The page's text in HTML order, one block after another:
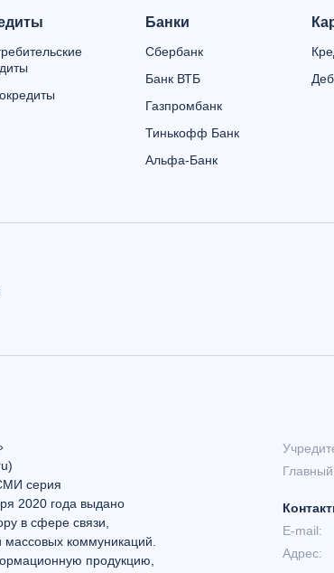
Банки
Сбербанк
Банк ВТБ
Газпромбанк
Тинькофф Банк
Альфа-Банк
серия
2020 года выдано
в сфере связи,
коммуникаций.
продукцию,
E-mail:
Адрес: